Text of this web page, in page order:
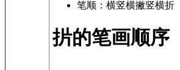
笔顺： 横竖横撇竖横折
扸的笔画顺序